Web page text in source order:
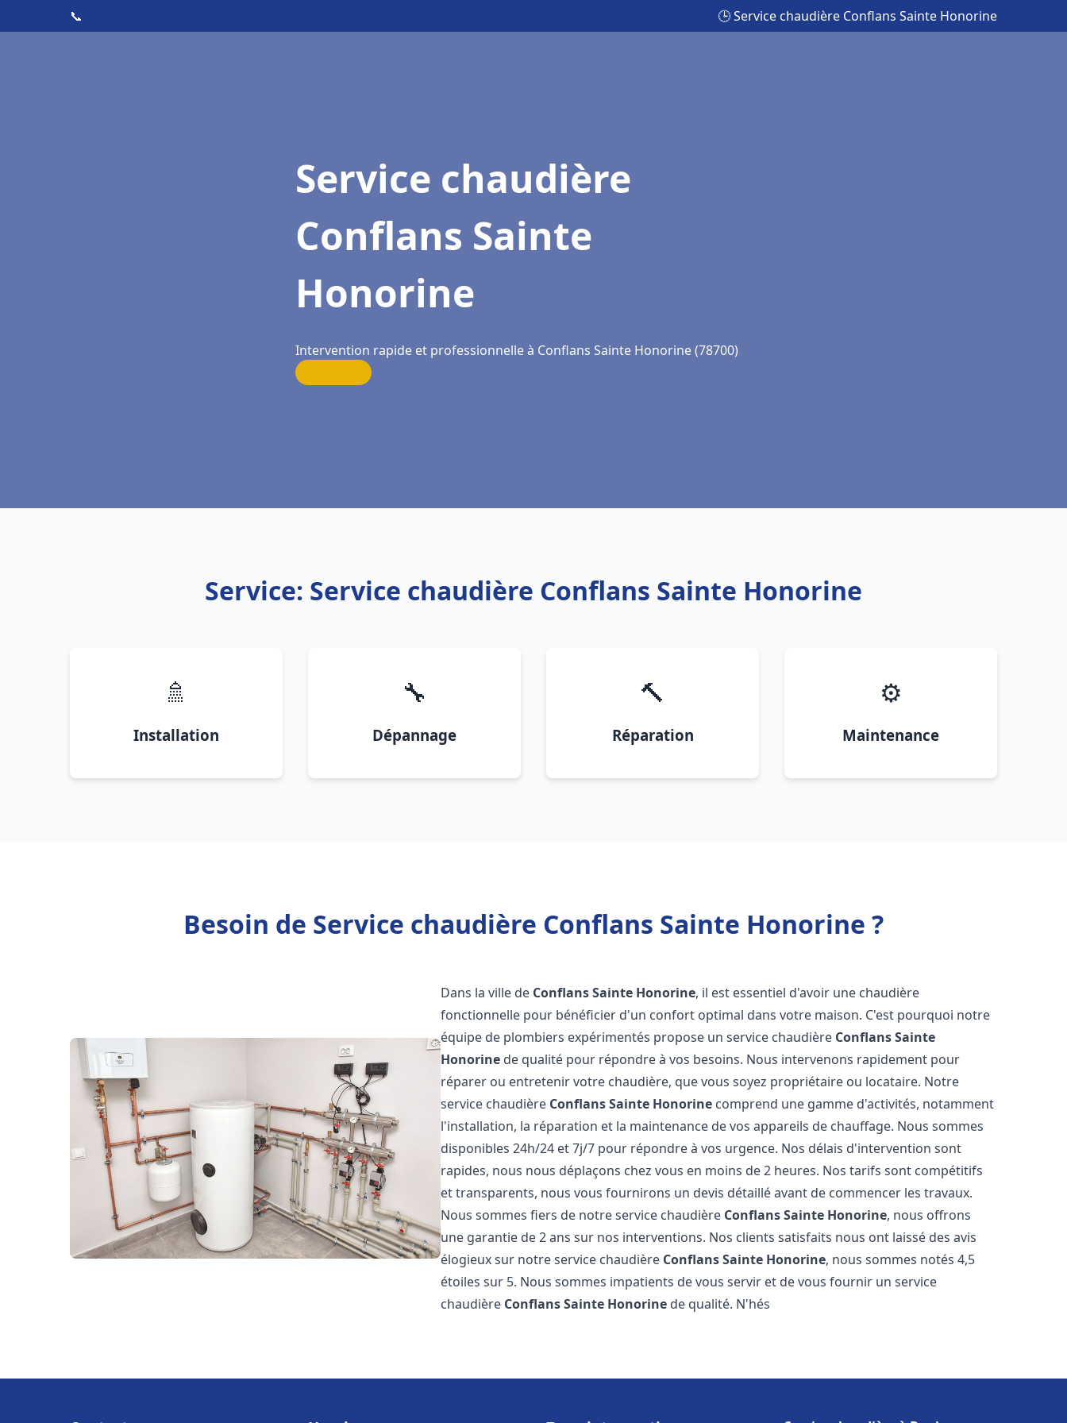
📞 🕒 Service chaudière Conflans Sainte Honorine
Service chaudière
Conflans Sainte
Honorine
Intervention rapide et professionnelle à Conflans Sainte Honorine (78700)
Service: Service chaudière Conflans Sainte Honorine
🚿
Installation
🔧
Dépannage
🔨
Réparation
⚙️
Maintenance
Besoin de Service chaudière Conflans Sainte Honorine ?
Dans la ville de Conflans Sainte Honorine, il est essentiel d'avoir une chaudière
fonctionnelle pour bénéficier d'un confort optimal dans votre maison. C'est pourquoi notre
équipe de plombiers expérimentés propose un service chaudière Conflans Sainte
Honorine de qualité pour répondre à vos besoins. Nous intervenons rapidement pour
réparer ou entretenir votre chaudière, que vous soyez propriétaire ou locataire. Notre
service chaudière Conflans Sainte Honorine comprend une gamme d'activités, notamment
l'installation, la réparation et la maintenance de vos appareils de chauffage. Nous sommes
disponibles 24h/24 et 7j/7 pour répondre à vos urgence. Nos délais d'intervention sont
rapides, nous nous déplaçons chez vous en moins de 2 heures. Nos tarifs sont compétitifs
et transparents, nous vous fournirons un devis détaillé avant de commencer les travaux.
Nous sommes fiers de notre service chaudière Conflans Sainte Honorine, nous offrons
une garantie de 2 ans sur nos interventions. Nos clients satisfaits nous ont laissé des avis
élogieux sur notre service chaudière Conflans Sainte Honorine, nous sommes notés 4,5
étoiles sur 5. Nous sommes impatients de vous servir et de vous fournir un service
chaudière Conflans Sainte Honorine de qualité. N'hés